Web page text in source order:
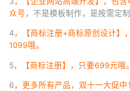
众号，不是模板制作，是按需定制
4，【商标注册+商标原创设计】
1099哦。
5，【商标注册】，只要699元哦。
6，更多所有产品，双十一大促中